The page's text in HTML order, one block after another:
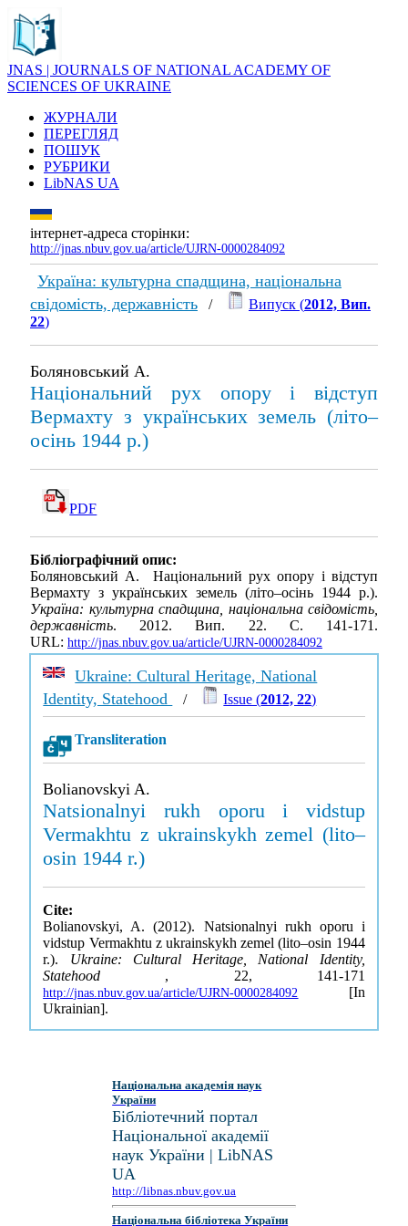
JNAS | JOURNALS OF NATIONAL ACADEMY OF
SCIENCES OF UKRAINE
ЖУРНАЛИ
ПЕРЕГЛЯД
ПОШУК
РУБРИКИ
LibNAS UA
інтернет-адреса сторінки:
http://jnas.nbuv.gov.ua/article/UJRN-0000284092
Україна: культурна спадщина, національна
свідомість, державність / Випуск (2012, Вип.
22)
Боляновський А.
Національний рух опору і відступ
Вермахту з українських земель (літо–
осінь 1944 р.)
PDF
Бібліографічний опис:
Боляновський А. Національний рух опору і відступ
Вермахту з українських земель (літо–осінь 1944 р.).
Україна: культурна спадщина, національна свідомість,
державність. 2012. Вип. 22. С. 141-171.
URL: http://jnas.nbuv.gov.ua/article/UJRN-0000284092
Ukraine: Cultural Heritage, National
Identity, Statehood
/ Issue (2012, 22)
Transliteration
Bolianovskyi A.
Natsionalnyi rukh oporu i vidstup
Vermakhtu z ukrainskykh zemel (lito–
osin 1944 r.)
Cite:
Bolianovskyi, A. (2012). Natsionalnyi rukh oporu i
vidstup Vermakhtu z ukrainskykh zemel (lito–osin 1944
r.). Ukraine: Cultural Heritage, National Identity,
Statehood , 22, 141-171
http://jnas.nbuv.gov.ua/article/UJRN-0000284092 [In
Ukrainian].
Національна академія наук
України
Бібліотечний портал
Національної академії
наук України | LibNAS
UA
http://libnas.nbuv.gov.ua
Національна бібліотека України